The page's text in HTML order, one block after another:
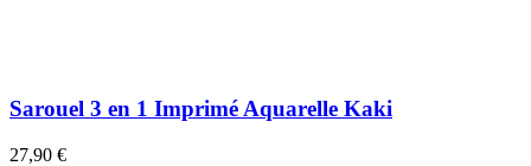
Sarouel 3 en 1 Imprimé Aquarelle Kaki
27,90 €